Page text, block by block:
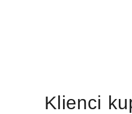
Klienci